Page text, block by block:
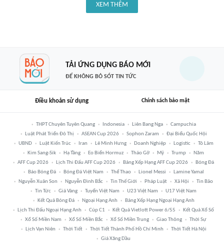
XEM THÊM
TẢI ỨNG DỤNG BÁO MỚI
ĐỂ KHÔNG BỎ SÓT TIN TỨC
Điều khoản sử dụng Chính sách bảo mật
THPT Chuyên Tuyên Quang Indonesia Liên Bang Nga
Campuchia
Luật Phát Triển Đô Thị
ASEAN Cup 2026 Sophon Zaram
Đại Biểu Quốc Hội
UBND
Luật Kiến Trúc Iran Lê Minh Hưng Doanh Nghiệp Logistic
Tô Lâm
Kim Sang-Sik
Hạ Tầng Eo Biển Hormuz Tháo Gỡ Mỹ Trump
Năm
AFF Cup 2026
Lịch Thi Đấu AFF Cup 2026 Bảng Xếp Hạng AFF Cup 2026
Bóng Đá
Báo Bóng Đá
Bóng Đá Việt Nam Thể Thao Lionel Messi
Lamine Yamal
Nguyễn Xuân Son
Nguyễn Đình Bắc Tin Thế Giới Pháp Luật Xã Hội
Tin Bão
Tin Tức
Giá Vàng Tuyển Việt Nam U23 Việt Nam
U17 Việt Nam
Kết Quả Bóng Đá
Ngoại Hạng Anh
Bảng Xếp Hạng Ngoại Hạng Anh
Lịch Thi Đấu Ngoại Hạng Anh
Cúp C1 Kết Quả Vietlott Power 6/55
Kết Quả Xổ Số
Xổ Số Miền Nam
Xổ Số Miền Bắc Xổ Số Miền Trung Giao Thông
Thời Sự
Lịch Vạn Niên
Thời Tiết Thời Tiết Thành Phố Hồ Chí Minh
Thời Tiết Hà Nội
Giá Xăng Dầu